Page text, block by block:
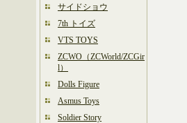
サイドショウ
7th トイズ
VTS TOYS
ZCWO（ZCWorld/ZCGir
l）
Dolls Figure
Asmus Toys
Soldier Story